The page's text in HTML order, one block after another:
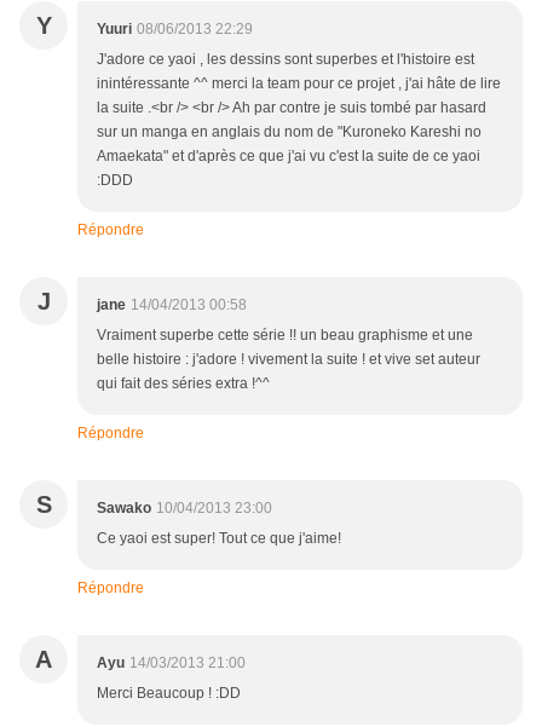
Y Yuuri 08/06/2013 22:29
J'adore ce yaoi , les dessins sont superbes et l'histoire est
inintéressante ^^ merci la team pour ce projet , j'ai hâte de lire
la suite .<br /> <br /> Ah par contre je suis tombé par hasard
sur un manga en anglais du nom de "Kuroneko Kareshi no
Amaekata" et d'après ce que j'ai vu c'est la suite de ce yaoi
:DDD
Répondre
J jane 14/04/2013 00:58
Vraiment superbe cette série !! un beau graphisme et une
belle histoire : j'adore ! vivement la suite ! et vive set auteur
qui fait des séries extra !^^
Répondre
S Sawako 10/04/2013 23:00
Ce yaoi est super! Tout ce que j'aime!
Répondre
A Ayu 14/03/2013 21:00
Merci Beaucoup ! :DD